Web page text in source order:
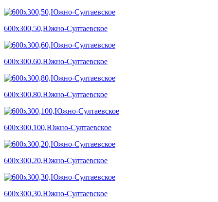
600х300,50,Южно-Султаевское
600х300,60,Южно-Султаевское
600х300,80,Южно-Султаевское
600х300,100,Южно-Султаевское
600х300,20,Южно-Султаевское
600х300,30,Южно-Султаевское